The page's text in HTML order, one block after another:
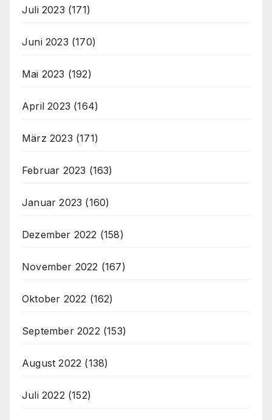
Juli 2023 (171)
Juni 2023 (170)
Mai 2023 (192)
April 2023 (164)
März 2023 (171)
Februar 2023 (163)
Januar 2023 (160)
Dezember 2022 (158)
November 2022 (167)
Oktober 2022 (162)
September 2022 (153)
August 2022 (138)
Juli 2022 (152)